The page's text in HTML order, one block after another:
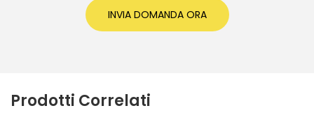
INVIA DOMANDA ORA
Prodotti Correlati